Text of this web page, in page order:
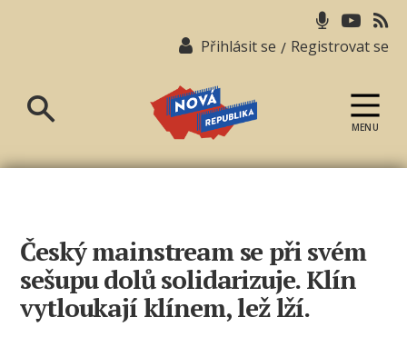
Přihlásit se / Registrovat se
republika
MENU
Český mainstream se při svém
sešupu dolů solidarizuje. Klín
vytloukají klínem, lež lží.